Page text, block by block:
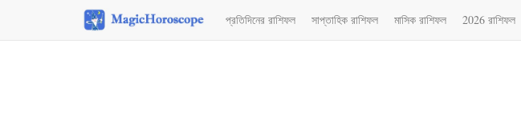
প্রতিদিনের রাশিফল সাপ্তাহিক রাশিফল মাসিক রাশিফল 2026 রাশিফল